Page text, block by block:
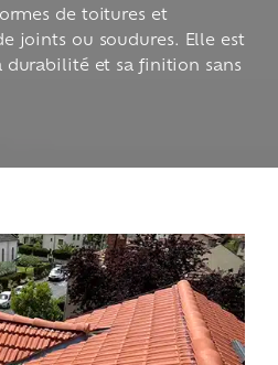
de toitures et
joints ou soudures. Elle est
durabilité et sa finition sans